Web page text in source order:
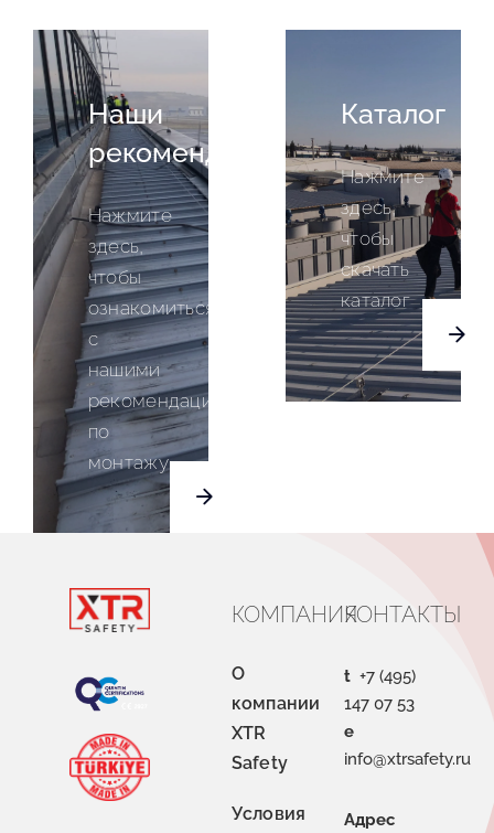
Наши
рекомендации
Нажмите
здесь,
чтобы
ознакомиться
с
нашими
рекомендациями
по
монтажу
Каталог
Нажмите
здесь,
чтобы
скачать
каталог
КОМПАНИЯ
О
компании
XTR
Safety
Условия
КОНТАКТЫ
t +7 (495)
147 07 53
e
info@xtrsafety.ru
Адрес